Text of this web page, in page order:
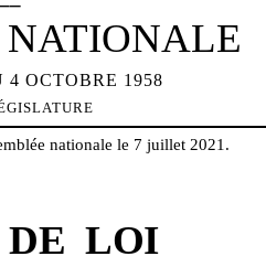
NATIONALE
OCTOBRE 1958
nationale le 7 juillet 2021.
DE LOI